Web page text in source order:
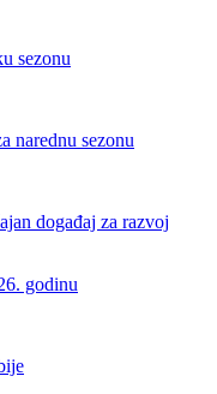
sezonu
narednu sezonu
događaj za razvoj
godinu